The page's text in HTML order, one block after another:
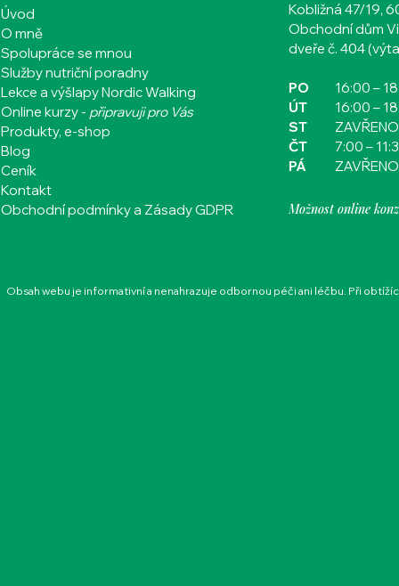
Úvod
O mně
Spolupráce se mnou
Služby nutriční poradny
Lekce a výšlapy Nordic Walking
Online kurzy - připravuji pro Vás
Produkty, e-shop
Blog
Ceník
Kontakt
Obchodní podmínky a Zásady GDPR
Kobližná 47/19,
Obchodní dům
dveře č. 404
16:00 –
16:00 –
ZAVŘENO
7:00 –
ZAVŘENO
PO
ÚT
ST
ČT​​​​
PÁ
Možnost online
Obsah webu je informativní a nenahrazuje odbornou péči ani léčbu. Při